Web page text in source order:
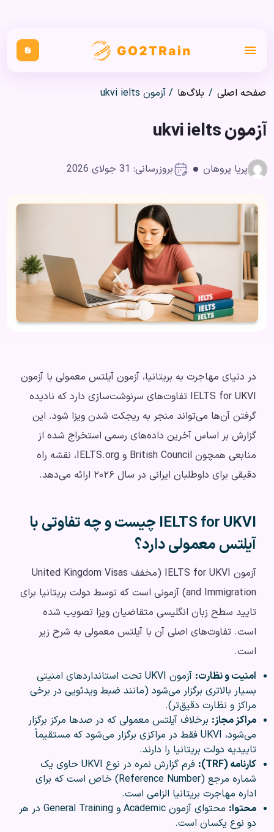
صفحه اصلی / بلاگ‌ها /آزمون ukvi ielts
آزمون ukvi ielts
پریا پروهان بروزرسانی: 31 جولای 2026
در دنیای مهاجرت به بریتانیا، آزمون آیلتس معمولی با آزمون
IELTS for UKVI تفاوت‌های سرنوشت‌سازی دارد که نادیده
گرفتن آن‌ها می‌تواند منجر به ریجکت شدن ویزا شود. این
گزارش بر اساس آخرین داده‌های رسمی استخراج شده از
منابعی همچون British Council و IELTS.org، نقشه راه
دقیقی برای داوطلبان ایرانی در سال ۲۰۲۶ ارائه می‌دهد.
IELTS for UKVI چیست و چه تفاوتی با
آیلتس معمولی دارد؟
آزمون IELTS for UKVI (مخفف United Kingdom Visas
and Immigration) آزمونی است که توسط دولت بریتانیا برای
تایید سطح زبان انگلیسی متقاضیان ویزا تصویب شده
است. تفاوت‌های اصلی آن با آیلتس معمولی به شرح زیر
است.
امنیت و نظارت:
آزمون UKVI تحت استانداردهای امنیتی
بسیار بالاتری برگزار می‌شود (مانند ضبط ویدئویی در برخی
مراکز و نظارت دقیق‌تر).
مراکز مجاز: برخلاف آیلتس معمولی که در صدها مرکز برگزار
می‌شود، UKVI فقط در مراکزی برگزار می‌شود که مستقیماً
تاییدیه دولت بریتانیا را دارند.
کارنامه (TRF):
فرم گزارش نمره در نوع UKVI حاوی یک
شماره مرجع (Reference Number) خاص است که برای
اداره مهاجرت بریتانیا الزامی است.
محتوا:
محتوای آزمون Academic و General Training در هر
دو نوع یکسان است.